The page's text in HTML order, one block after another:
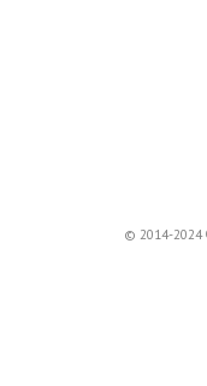
© 2014-2024